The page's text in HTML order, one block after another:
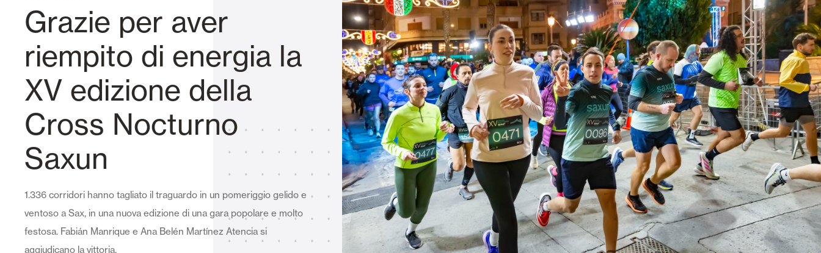
Vetrate Alicantinas e Tende a Stringhe Tende Esterne Porte Automatiche
Portoni Garage e Serrande Avvolgibili Smart Home e automatismi Controsoffitti e rivestimenti di pareti
VEDI TUTTI I PRODOTTI
Grazie per aver
riempito di energia la
XV edizione della
Cross Nocturno
Saxun
1.336 corridori hanno tagliato il traguardo in un pomeriggio gelido e
ventoso a Sax, in una nuova edizione di una gara popolare e molto
festosa. Fabián Manrique e Ana Belén Martínez Atencia si
aggiudicano la vittoria.